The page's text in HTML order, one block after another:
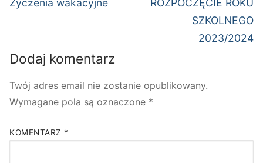
Życzenia wakacyjne
ROZPOCZĘCIE ROKU
SZKOLNEGO
2023/2024
Dodaj komentarz
Twój adres email nie zostanie opublikowany.
Wymagane pola są oznaczone *
KOMENTARZ *